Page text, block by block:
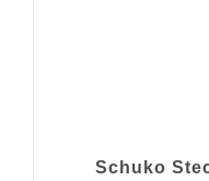
Schuko